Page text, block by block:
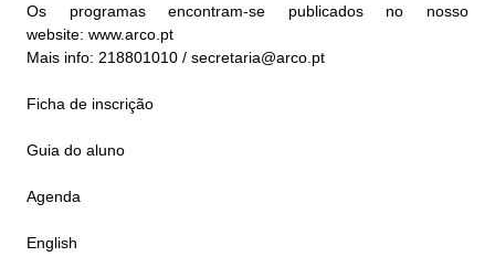
Os programas encontram-se publicados no nosso
website: www.arco.pt
Mais info: 218801010 / secretaria@arco.pt
Ficha de inscrição
Guia do aluno
Agenda
English